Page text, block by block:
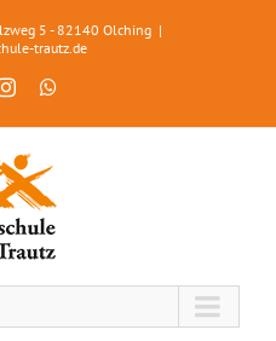
5 - 82140 Olching |
trautz.de
Instagram